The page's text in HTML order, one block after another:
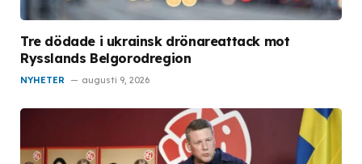
Tre dödade i ukrainsk drönareattack mot
Rysslands Belgorodregion
NYHETER augusti 9, 2026